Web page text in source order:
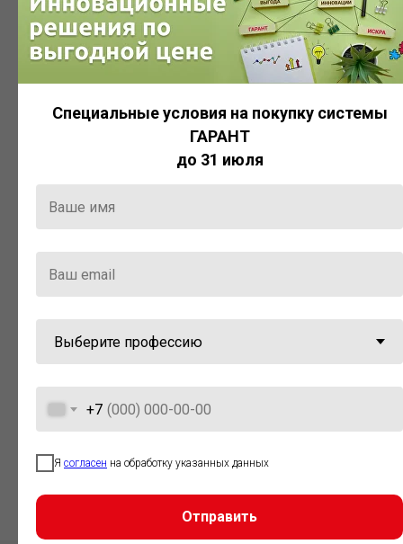
Компания «Гарант» стала
победителем премии «Время
Система
ГАРАНТ
Актуальная правовая информация
и инструменты для максимально
эффективной работы с ней.
Специальные условия на покупку системы
ГАРАНТ
до 31 июля
+7
Я согласен на обработку указанных данных
Отправить